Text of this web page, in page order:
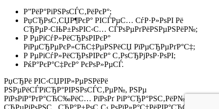
Р”РёР°РіРЅРѕСЃС‚РёРєР°;
РџСЂРѕС‚СЏР¶РєР° РІСЃРµС… СѓР·Р»РѕРІ Рё
СЂРµР·СЊР±РѕРІС‹С… СЃРѕРµРґРёРЅРµРЅРёР№;
Р РµРіСѓР»РёСЂРѕРІРєР°
РїРµСЂРµРєР»СЋС‡РµРЅРёСЏ РїРµСЂРµРґР°С‡;
Р РµРіСѓР»РёСЂРѕРІРєР° С‚РѕСЂРјРѕР·РѕРІ;
РќР°РєР°С‡РєР° РєРѕР»РµСЃ.
РџСЂРё РІС‹СЏРІР»РµРЅРёРё
РЅРµРёСЃРїСЂР°РІРЅРѕСЃС‚РµР№, РЅРµ
РїРѕРїР°РґР°СЋС‰РёС… РїРѕРґ РіР°СЂР°РЅС‚РёР№РЅС‹Р№